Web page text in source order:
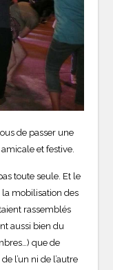
de passer une
et festive.
toute seule. Et le
mobilisation des
rassemblés
aussi bien du
que de
l’un ni de l’autre